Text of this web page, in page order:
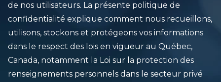
de nos utilisateurs. La présente politique de
confidentialité explique comment nous recueillons,
utilisons, stockons et protégeons vos informations
dans le respect des lois en vigueur au Québec,
Canada, notamment la Loi sur la protection des
renseignements personnels dans le secteur privé